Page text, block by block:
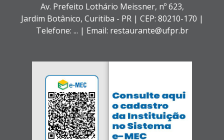
Av. Prefeito Lothário Meissner, nº 623,
Jardim Botânico, Curitiba - PR | CEP: 80210-170 |
Telefone: ... | Email: restaurante@ufpr.br